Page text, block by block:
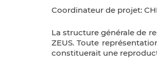
Coordinateur de projet:
La structure générale de
ZEUS. Toute
constituerait une